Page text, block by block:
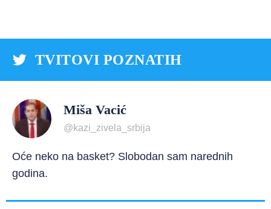
TVITOVI POZNATIH
Miša Vacić
@kazi_zivela_srbija
Oće neko na basket? Slobodan sam narednih
godina.